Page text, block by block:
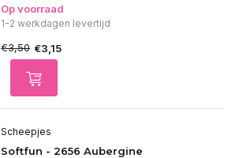
Op voorraad
1-2 werkdagen levertijd
€3,50 €3,15
Scheepjes
Softfun - 2656 Aubergine